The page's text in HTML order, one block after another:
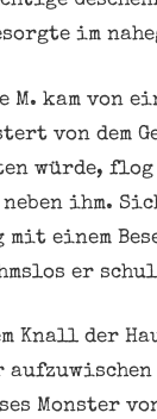
im
M. kam von
von dem
würde, flog
ihm.
mit einem
er
Knall der
Monster